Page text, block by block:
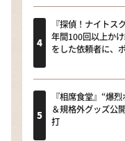
『探偵！ナイトス
年間100回以上か
をした依頼者に、
『相席食堂』“爆
＆規格外グッズ公
打